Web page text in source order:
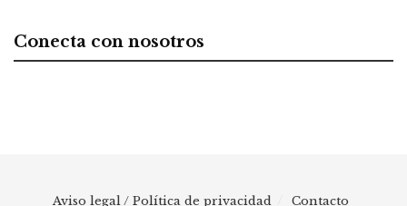
Conecta con nosotros
Aviso legal / Política de privacidad Contacto